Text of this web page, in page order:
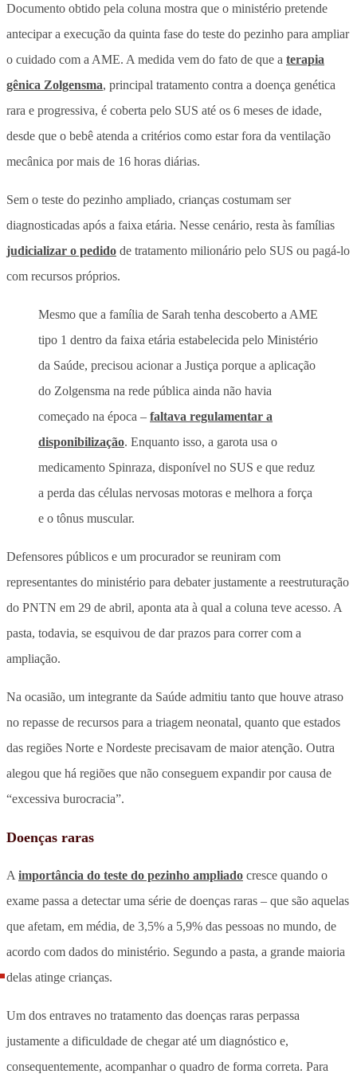
Documento obtido pela coluna mostra que o ministério pretende
antecipar a execução da quinta fase do teste do pezinho para ampliar
o cuidado com a AME. A medida vem do fato de que a terapia
gênica Zolgensma, principal tratamento contra a doença genética
rara e progressiva, é coberta pelo SUS até os 6 meses de idade,
desde que o bebê atenda a critérios como estar fora da ventilação
mecânica por mais de 16 horas diárias.
Sem o teste do pezinho ampliado, crianças costumam ser
diagnosticadas após a faixa etária. Nesse cenário, resta às famílias
judicializar o pedido de tratamento milionário pelo SUS ou pagá-lo
com recursos próprios.
Mesmo que a família de Sarah tenha descoberto a AME
tipo 1 dentro da faixa etária estabelecida pelo Ministério
da Saúde, precisou acionar a Justiça porque a aplicação
do Zolgensma na rede pública ainda não havia
começado na época – faltava regulamentar a
disponibilização. Enquanto isso, a garota usa o
medicamento Spinraza, disponível no SUS e que reduz
a perda das células nervosas motoras e melhora a força
e o tônus muscular.
Defensores públicos e um procurador se reuniram com
representantes do ministério para debater justamente a reestruturação
do PNTN em 29 de abril, aponta ata à qual a coluna teve acesso. A
pasta, todavia, se esquivou de dar prazos para correr com a
ampliação.
Na ocasião, um integrante da Saúde admitiu tanto que houve atraso
no repasse de recursos para a triagem neonatal, quanto que estados
das regiões Norte e Nordeste precisavam de maior atenção. Outra
alegou que há regiões que não conseguem expandir por causa de
“excessiva burocracia”.
Doenças raras
A importância do teste do pezinho ampliado cresce quando o
exame passa a detectar uma série de doenças raras – que são aquelas
que afetam, em média, de 3,5% a 5,9% das pessoas no mundo, de
acordo com dados do ministério. Segundo a pasta, a grande maioria
delas atinge crianças.
Um dos entraves no tratamento das doenças raras perpassa
justamente a dificuldade de chegar até um diagnóstico e,
consequentemente, acompanhar o quadro de forma correta. Para